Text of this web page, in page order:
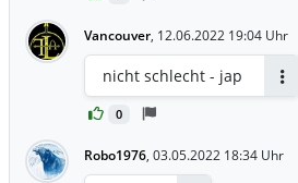
Vancouver, 12.06.2022 19:04 Uhr
0
nicht schlecht - jap
Robo1976, 03.05.2022 18:34 Uhr